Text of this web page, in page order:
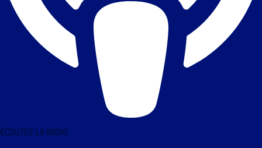
ÉCOUTEZ LA RADIO